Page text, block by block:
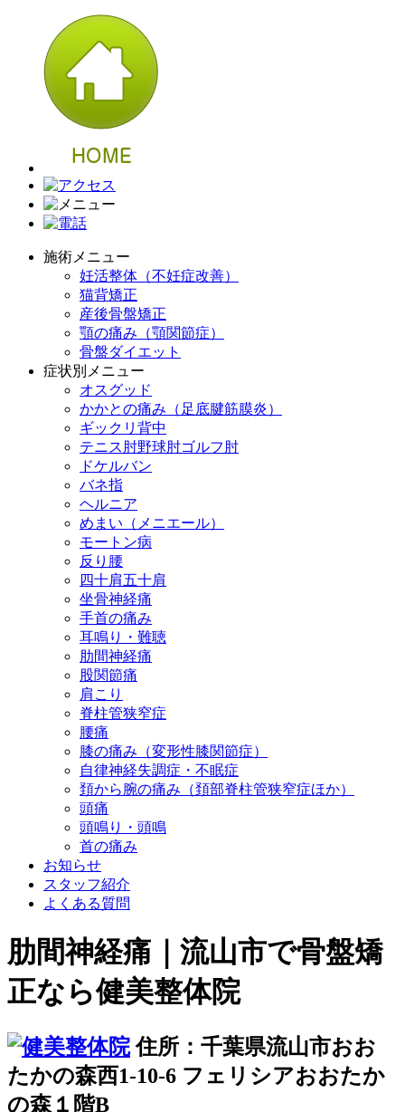
施術メニュー
妊活整体（不妊症改善）
猫背矯正
産後骨盤矯正
顎の痛み（顎関節症）
骨盤ダイエット
症状別メニュー
オスグッド
かかとの痛み（足底腱筋膜炎）
ギックリ背中
テニス肘野球肘ゴルフ肘
ドケルバン
バネ指
ヘルニア
めまい（メニエール）
モートン病
反り腰
四十肩五十肩
坐骨神経痛
手首の痛み
耳鳴り・難聴
肋間神経痛
股関節痛
肩こり
脊柱管狭窄症
腰痛
膝の痛み（変形性膝関節症）
自律神経失調症・不眠症
頚から腕の痛み（頚部脊柱管狭窄症ほか）
頭痛
頭鳴り・頭鳴
首の痛み
お知らせ
スタッフ紹介
よくある質問
肋間神経痛｜流山市で骨盤矯
正なら健美整体院
住所：千葉県流山市おお
たかの森西1-10-6 フェリシアおおたか
の森１階B